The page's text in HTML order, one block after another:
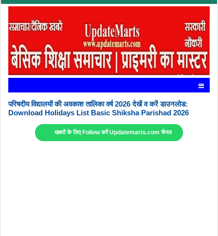
परिषदीय विद्यालयों की अवकाश तालिका वर्ष 2026 देखें व करें डाउनलोड:
Download Holidays List Basic Shiksha Parishad 2026
खबरों के लिए Follow करें Updatemarts.com चैनल